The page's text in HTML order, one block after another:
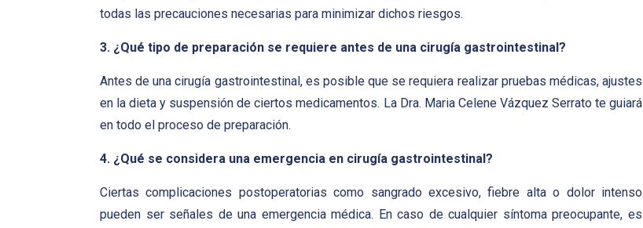
todas las precauciones necesarias para minimizar dichos riesgos.
3. ¿Qué tipo de preparación se requiere antes de una cirugía gastrointestinal?
Antes de una cirugía gastrointestinal, es posible que se requiera realizar pruebas médicas, ajustes
en la dieta y suspensión de ciertos medicamentos. La Dra. Maria Celene Vázquez Serrato te guiará
en todo el proceso de preparación.
4. ¿Qué se considera una emergencia en cirugía gastrointestinal?
Ciertas complicaciones postoperatorias como sangrado excesivo, fiebre alta o dolor intenso
pueden ser señales de una emergencia médica. En caso de cualquier síntoma preocupante, es